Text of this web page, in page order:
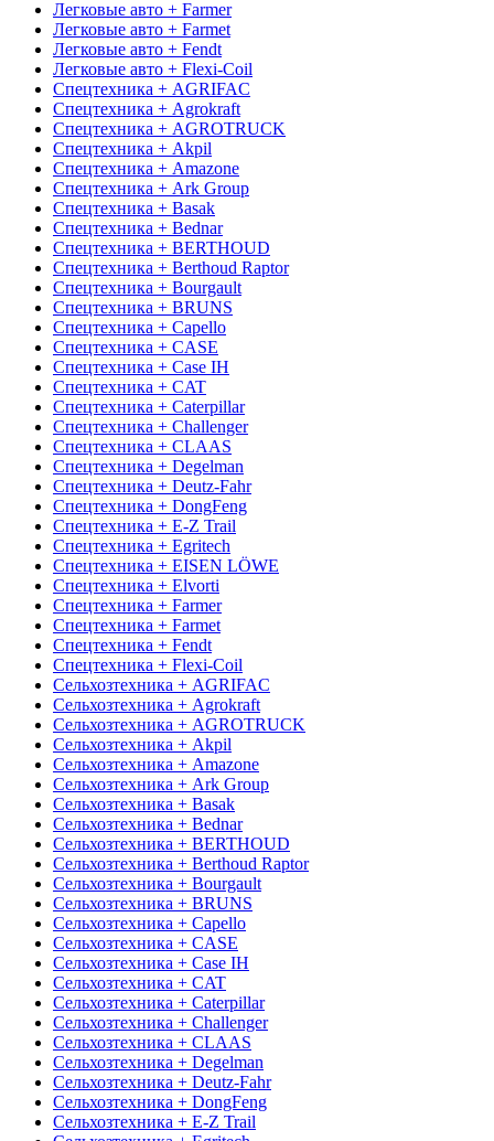
Легковые авто + Farmer
Легковые авто + Farmet
Легковые авто + Fendt
Легковые авто + Flexi-Coil
Спецтехника + AGRIFAC
Спецтехника + Agrokraft
Спецтехника + AGROTRUCK
Спецтехника + Akpil
Спецтехника + Amazone
Спецтехника + Ark Group
Спецтехника + Basak
Спецтехника + Bednar
Спецтехника + BERTHOUD
Спецтехника + Berthoud Raptor
Спецтехника + Bourgault
Спецтехника + BRUNS
Спецтехника + Capello
Спецтехника + CASE
Спецтехника + Case IH
Спецтехника + CAT
Спецтехника + Caterpillar
Спецтехника + Challenger
Спецтехника + CLAAS
Спецтехника + Degelman
Спецтехника + Deutz-Fahr
Спецтехника + DongFeng
Спецтехника + E-Z Trail
Спецтехника + Egritech
Спецтехника + EISEN LÖWE
Спецтехника + Elvorti
Спецтехника + Farmer
Спецтехника + Farmet
Спецтехника + Fendt
Спецтехника + Flexi-Coil
Сельхозтехника + AGRIFAC
Сельхозтехника + Agrokraft
Сельхозтехника + AGROTRUCK
Сельхозтехника + Akpil
Сельхозтехника + Amazone
Сельхозтехника + Ark Group
Сельхозтехника + Basak
Сельхозтехника + Bednar
Сельхозтехника + BERTHOUD
Сельхозтехника + Berthoud Raptor
Сельхозтехника + Bourgault
Сельхозтехника + BRUNS
Сельхозтехника + Capello
Сельхозтехника + CASE
Сельхозтехника + Case IH
Сельхозтехника + CAT
Сельхозтехника + Caterpillar
Сельхозтехника + Challenger
Сельхозтехника + CLAAS
Сельхозтехника + Degelman
Сельхозтехника + Deutz-Fahr
Сельхозтехника + DongFeng
Сельхозтехника + E-Z Trail